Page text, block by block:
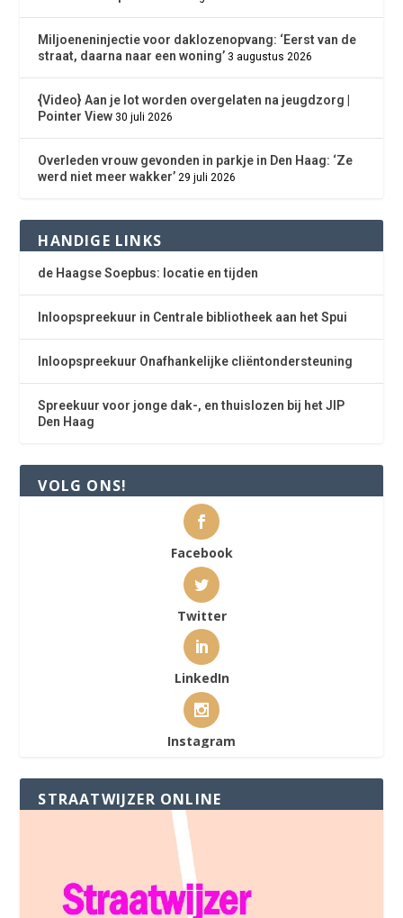
Miljoeneninjectie voor daklozenopvang: ‘Eerst van de
straat, daarna naar een woning’ 3 augustus 2026
{Video} Aan je lot worden overgelaten na jeugdzorg |
Pointer View 30 juli 2026
Overleden vrouw gevonden in parkje in Den Haag: ‘Ze
werd niet meer wakker’ 29 juli 2026
HANDIGE LINKS
de Haagse Soepbus: locatie en tijden
Inloopspreekuur in Centrale bibliotheek aan het Spui
Inloopspreekuur Onafhankelijke cliëntondersteuning
Spreekuur voor jonge dak-, en thuislozen bij het JIP
Den Haag
VOLG ONS!
Facebook
Twitter
LinkedIn
Instagram
STRAATWIJZER ONLINE